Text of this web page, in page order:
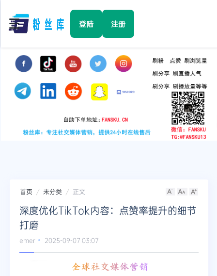
☰ 登陆 注册
Facebook
TikTok
YouTube
Twitter
首页 未分类 正文
深度优化TikTok内容：点赞率提升的细节
打磨
emer 2025-09-07 03:07